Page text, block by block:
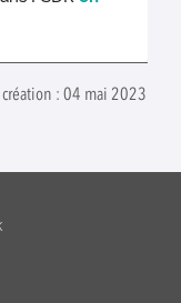
: 04 mai 2023